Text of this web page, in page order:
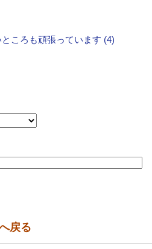
ころも頑張っています (4)
戻る